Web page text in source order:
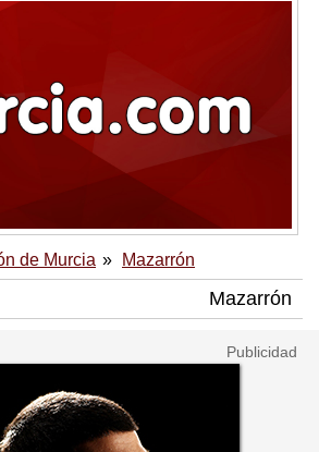
de Murcia Mazarrón
Mazarrón